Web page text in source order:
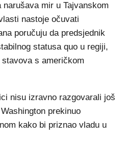
mir u Tajvanskom
nastoje očuvati
poručuju da predsjednik
statusa quo u regiji,
s američkom
nisu izravno razgovarali još
prekinuo
kako bi priznao vladu u